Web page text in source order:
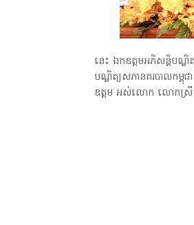
នេះ ឯកឧត្តមអភិសន្តិបណ្ឌិត
បណ្ឌិត្យសភានគរបាលកម្ពុ
ឧត្តម អស់លោក លោកស្រី ជា